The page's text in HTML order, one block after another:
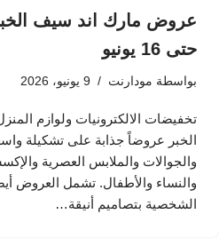
حتى 16 يونيو
بواسطة مودارنت 9 يونيو، 2026
تخفيضات الالكترونيات ولوازم
الخبر عروضاً جذابة على تشكيلة
والجوالات والملابس العصرية
والنساء والأطفال. تشمل العروض
الشخصية بتصاميم أنيقة…